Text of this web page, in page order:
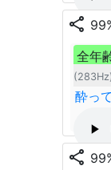
share
全年
酔っ
share